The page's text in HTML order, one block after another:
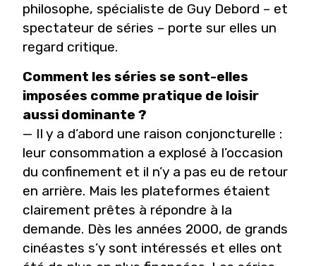
philosophe, spécialiste de Guy Debord – et
spectateur de séries – porte sur elles un
regard critique.
Comment les séries se sont-elles
imposées comme pratique de loisir
aussi dominante ?
— Il y a d’abord une raison conjoncturelle :
leur consommation a explosé à l’occasion
du confinement et il n’y a pas eu de retour
en arrière. Mais les plateformes étaient
clairement prêtes à répondre à la
demande. Dès les années 2000, de grands
cinéastes s’y sont intéressés et elles ont